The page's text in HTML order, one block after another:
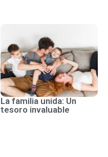
La familia unida: Un
tesoro invaluable